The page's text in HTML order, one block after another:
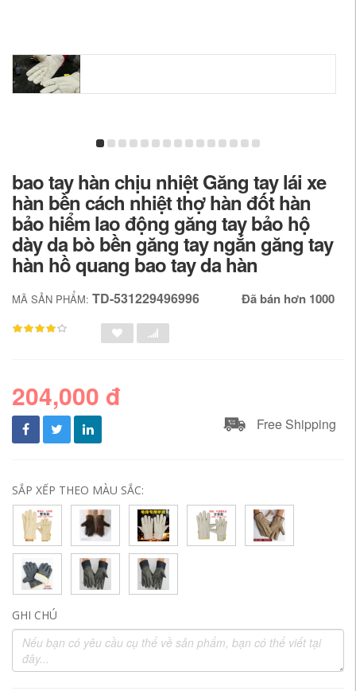
bao tay hàn chịu nhiệt Găng tay lái xe
hàn bền cách nhiệt thợ hàn đốt hàn
bảo hiểm lao động găng tay bảo hộ
dày da bò bền găng tay ngắn găng tay
hàn hồ quang bao tay da hàn
MÃ SẢN PHẨM: TD-531229496996 Đã bán hơn 1000
204,000 đ
Free Shipping
SẮP XẾP THEO MÀU SẮC:
GHI CHÚ